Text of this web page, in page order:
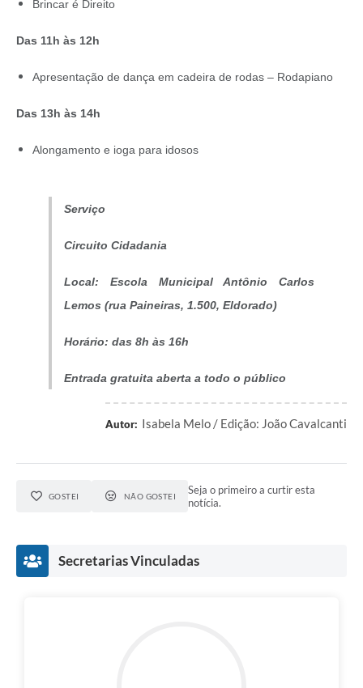
Brincar é Direito
Das 11h às 12h
Apresentação de dança em cadeira de rodas – Rodapiano
Das 13h às 14h
Alongamento e ioga para idosos
Serviço
Circuito Cidadania
Local: Escola Municipal Antônio Carlos
Lemos (rua Paineiras, 1.500, Eldorado)
Horário: das 8h às 16h
Entrada gratuita aberta a todo o público
Autor: Isabela Melo / Edição: João Cavalcanti
GOSTEI NÃO GOSTEI
Seja o primeiro a curtir esta
notícia.
Secretarias Vinculadas